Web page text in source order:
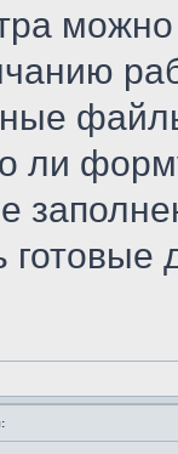
можно
ли
готовые